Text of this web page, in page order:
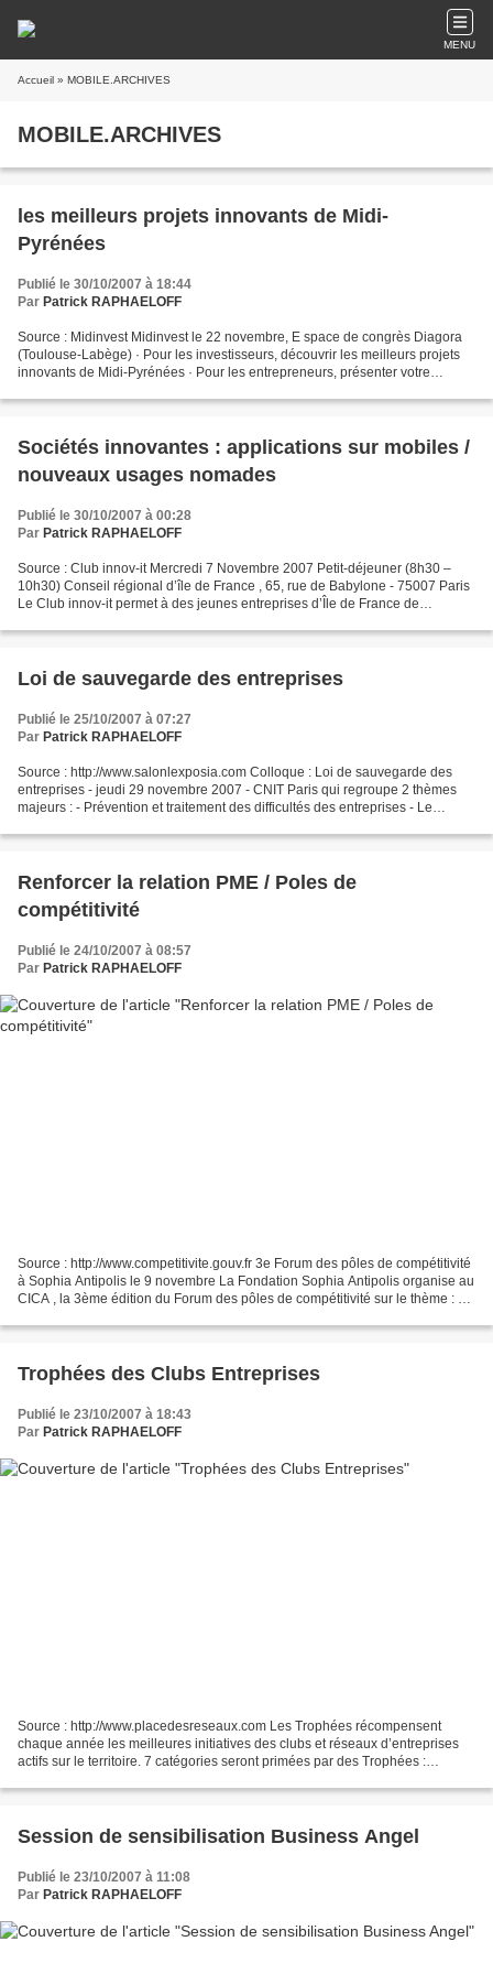
MENU
Accueil » MOBILE.ARCHIVES
MOBILE.ARCHIVES
les meilleurs projets innovants de Midi-
Pyrénées
Publié le 30/10/2007 à 18:44
Par Patrick RAPHAELOFF
Source : Midinvest Midinvest le 22 novembre, E space de congrès Diagora
(Toulouse-Labège) · Pour les investisseurs, découvrir les meilleurs projets
innovants de Midi-Pyrénées · Pour les entrepreneurs, présenter votre
Sociétés innovantes : applications sur mobiles /
nouveaux usages nomades
Publié le 30/10/2007 à 00:28
Par Patrick RAPHAELOFF
Source : Club innov-it Mercredi 7 Novembre 2007 Petit-déjeuner (8h30 –
10h30) Conseil régional d’île de France , 65, rue de Babylone - 75007 Paris
Le Club innov-it permet à des jeunes entreprises d’Île de France de
Loi de sauvegarde des entreprises
Publié le 25/10/2007 à 07:27
Par Patrick RAPHAELOFF
Source : http://www.salonlexposia.com Colloque : Loi de sauvegarde des
entreprises - jeudi 29 novembre 2007 - CNIT Paris qui regroupe 2 thèmes
majeurs : - Prévention et traitement des difficultés des entreprises - Le
Renforcer la relation PME / Poles de
compétitivité
Publié le 24/10/2007 à 08:57
Par Patrick RAPHAELOFF
Source : http://www.competitivite.gouv.fr 3e Forum des pôles de compétitivité
à Sophia Antipolis le 9 novembre La Fondation Sophia Antipolis organise au
CICA , la 3ème édition du Forum des pôles de compétitivité sur le thème : «
Trophées des Clubs Entreprises
Publié le 23/10/2007 à 18:43
Par Patrick RAPHAELOFF
Source : http://www.placedesreseaux.com Les Trophées récompensent
chaque année les meilleures initiatives des clubs et réseaux d’entreprises
actifs sur le territoire. 7 catégories seront primées par des Trophées :
Session de sensibilisation Business Angel
Publié le 23/10/2007 à 11:08
Par Patrick RAPHAELOFF